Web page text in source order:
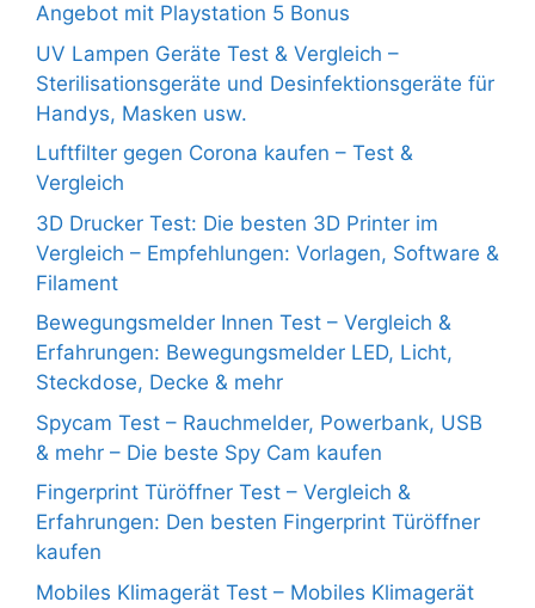
Angebot mit Playstation 5 Bonus
UV Lampen Geräte Test & Vergleich –
Sterilisationsgeräte und Desinfektionsgeräte für
Handys, Masken usw.
Luftfilter gegen Corona kaufen – Test &
Vergleich
3D Drucker Test: Die besten 3D Printer im
Vergleich – Empfehlungen: Vorlagen, Software &
Filament
Bewegungsmelder Innen Test – Vergleich &
Erfahrungen: Bewegungsmelder LED, Licht,
Steckdose, Decke & mehr
Spycam Test – Rauchmelder, Powerbank, USB
& mehr – Die beste Spy Cam kaufen
Fingerprint Türöffner Test – Vergleich &
Erfahrungen: Den besten Fingerprint Türöffner
kaufen
Mobiles Klimagerät Test – Mobiles Klimagerät